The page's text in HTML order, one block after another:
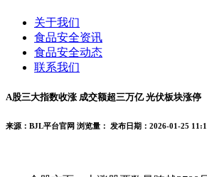
关于我们
食品安全资讯
食品安全动态
联系我们
A股三大指数收涨 成交额超三万亿 光伏板块涨停
来源：BJL平台官网 浏览量： 发布日期：2026-01-25